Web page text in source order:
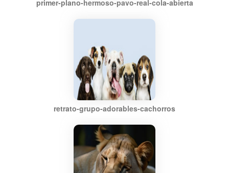
primer-plano-hermoso-pavo-real-cola-abierta
retrato-grupo-adorables-cachorros